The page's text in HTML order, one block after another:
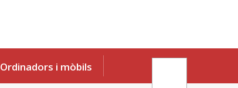
Ordinadors i mòbils